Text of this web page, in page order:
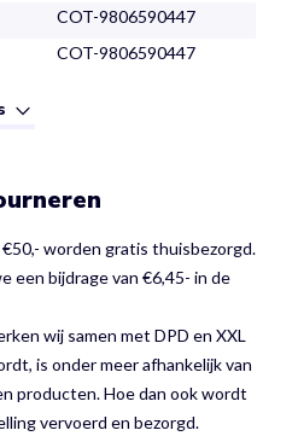
COT-9806590447
COT-9806590447
worden gratis thuisbezorgd.
een bijdrage van €6,45- in de
wij samen met DPD en XXL
is onder meer afhankelijk van
producten. Hoe dan ook wordt
vervoerd en bezorgd.